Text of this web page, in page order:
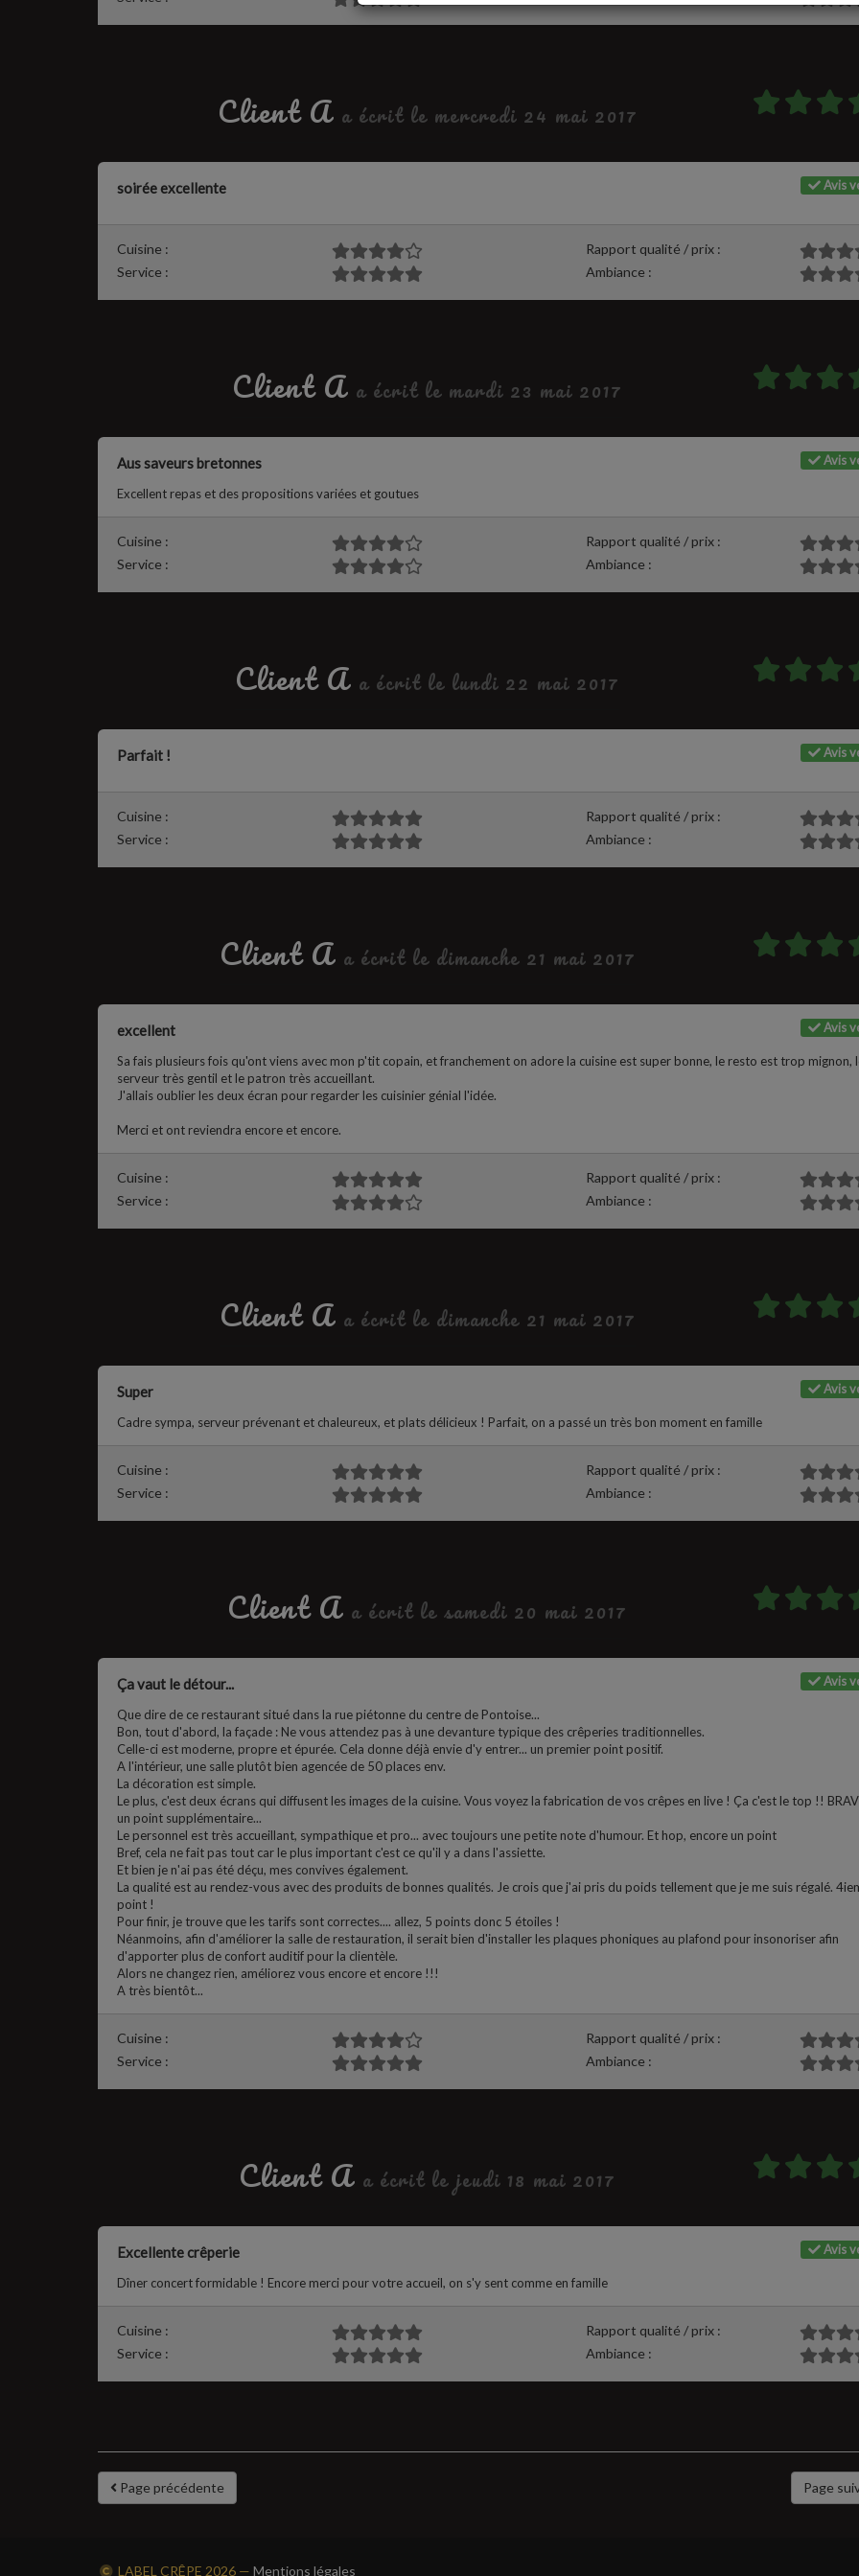
Client A a écrit le mercredi 24 mai 2017
Avis
soirée excellente
Cuisine :
Rapport qualité / prix :
Service :
Ambiance :
Client A a écrit le mardi 23 mai 2017
Avis
Aus saveurs bretonnes
Excellent repas et des propositions variées et goutues
Cuisine :
Rapport qualité / prix :
Service :
Ambiance :
Client A a écrit le lundi 22 mai 2017
Avis
Parfait !
Cuisine :
Rapport qualité / prix :
Service :
Ambiance :
Client A a écrit le dimanche 21 mai 2017
Avis
excellent
Sa fais plusieurs fois qu'ont viens avec mon p'tit copain, et franchement on adore la cuisine est super bonne, le resto est trop mignon,
serveur très gentil et le patron très accueillant.
J'allais oublier les deux écran pour regarder les cuisinier génial l'idée.
Merci et ont reviendra encore et encore.
Cuisine :
Rapport qualité / prix :
Service :
Ambiance :
Client A a écrit le dimanche 21 mai 2017
Avis
Super
Cadre sympa, serveur prévenant et chaleureux, et plats délicieux ! Parfait, on a passé un très bon moment en famille
Cuisine :
Rapport qualité / prix :
Service :
Ambiance :
Client A a écrit le samedi 20 mai 2017
Avis
Ça vaut le détour...
Que dire de ce restaurant situé dans la rue piétonne du centre de Pontoise...
Bon, tout d'abord, la façade : Ne vous attendez pas à une devanture typique des crêperies traditionnelles.
Celle-ci est moderne, propre et épurée. Cela donne déjà envie d'y entrer... un premier point positif.
A l'intérieur, une salle plutôt bien agencée de 50 places env.
La décoration est simple.
Le plus, c'est deux écrans qui diffusent les images de la cuisine. Vous voyez la fabrication de vos crêpes en live ! Ça c'est le top !!
un point supplémentaire...
Le personnel est très accueillant, sympathique et pro... avec toujours une petite note d'humour. Et hop, encore un point
Bref, cela ne fait pas tout car le plus important c'est ce qu'il y a dans l'assiette.
Et bien je n'ai pas été déçu, mes convives également.
La qualité est au rendez-vous avec des produits de bonnes qualités. Je crois que j'ai pris du poids tellement que je me suis régalé.
point !
Pour finir, je trouve que les tarifs sont correctes.... allez, 5 points donc 5 étoiles !
Néanmoins, afin d'améliorer la salle de restauration, il serait bien d'installer les plaques phoniques au plafond pour insonoriser afin
d'apporter plus de confort auditif pour la clientèle.
Alors ne changez rien, améliorez vous encore et encore !!!
A très bientôt...
Cuisine :
Rapport qualité / prix :
Service :
Ambiance :
Client A a écrit le jeudi 18 mai 2017
Avis
Excellente crêperie
Dîner concert formidable ! Encore merci pour votre accueil, on s'y sent comme en famille
Cuisine :
Rapport qualité / prix :
Service :
Ambiance :
Page
Page précédente
LABEL CRÊPE 2026 — Mentions légales